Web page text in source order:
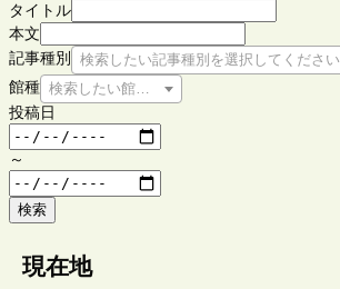
タイトル
本文
記事種別
検索したい記事種別を選択してください
館種 検索したい館種を選択してください
投稿日
～
検索
現在地